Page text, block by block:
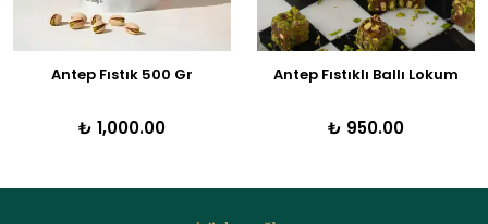
Antep Fıstık 500 Gr
₺ 1,000.00
Antep Fıstıklı Ballı Lokum
₺ 950.00